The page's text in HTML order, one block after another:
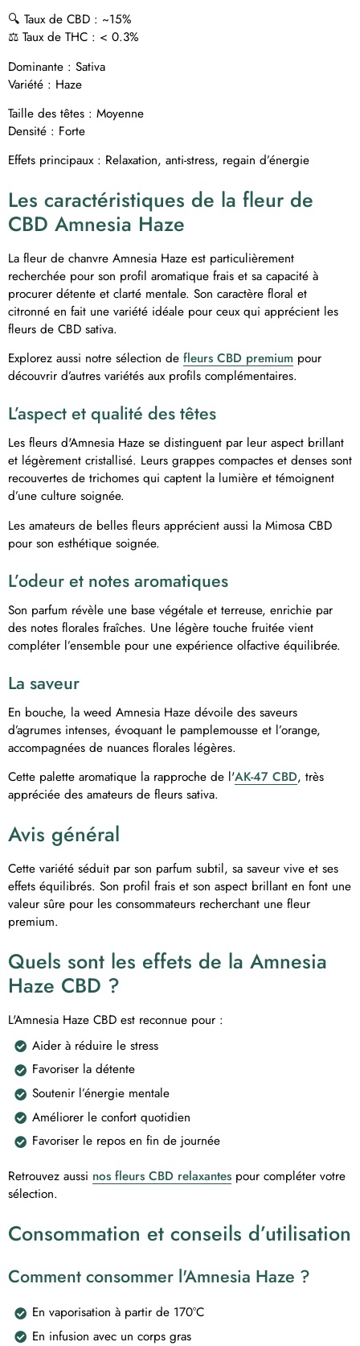
🔍 Taux de CBD : ~15%
⚖️ Taux de THC : < 0.3%
Dominante : Sativa
Variété : Haze
Taille des têtes : Moyenne
Densité : Forte
Effets principaux : Relaxation, anti-stress, regain d’énergie
Les caractéristiques de la fleur de
CBD Amnesia Haze
La fleur de chanvre Amnesia Haze est particulièrement
recherchée pour son profil aromatique frais et sa capacité à
procurer détente et clarté mentale. Son caractère floral et
citronné en fait une variété idéale pour ceux qui apprécient les
fleurs de CBD sativa.
Explorez aussi notre sélection de fleurs CBD premium pour
découvrir d’autres variétés aux profils complémentaires.
L’aspect et qualité des têtes
Les fleurs d'Amnesia Haze se distinguent par leur aspect brillant
et légèrement cristallisé. Leurs grappes compactes et denses sont
recouvertes de trichomes qui captent la lumière et témoignent
d’une culture soignée.
Les amateurs de belles fleurs apprécient aussi la Mimosa CBD
pour son esthétique soignée.
L’odeur et notes aromatiques
Son parfum révèle une base végétale et terreuse, enrichie par
des notes florales fraîches. Une légère touche fruitée vient
compléter l’ensemble pour une expérience olfactive équilibrée.
La saveur
En bouche, la weed Amnesia Haze dévoile des saveurs
d’agrumes intenses, évoquant le pamplemousse et l’orange,
accompagnées de nuances florales légères.
Cette palette aromatique la rapproche de l'AK-47 CBD, très
appréciée des amateurs de fleurs sativa.
Avis général
Cette variété séduit par son parfum subtil, sa saveur vive et ses
effets équilibrés. Son profil frais et son aspect brillant en font une
valeur sûre pour les consommateurs recherchant une fleur
premium.
Quels sont les effets de la Amnesia
Haze CBD ?
L'Amnesia Haze CBD est reconnue pour :
Aider à réduire le stress
Favoriser la détente
Soutenir l’énergie mentale
Améliorer le confort quotidien
Favoriser le repos en fin de journée
Retrouvez aussi nos fleurs CBD relaxantes pour compléter votre
sélection.
Consommation et conseils d’utilisation
Comment consommer l'Amnesia Haze ?
En vaporisation à partir de 170°C
En infusion avec un corps gras